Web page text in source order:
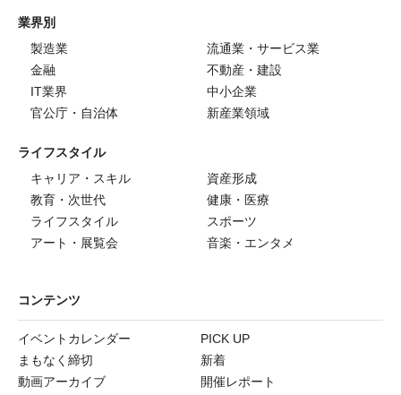
業界別
製造業
流通業・サービス業
金融
不動産・建設
IT業界
中小企業
官公庁・自治体
新産業領域
ライフスタイル
キャリア・スキル
資産形成
教育・次世代
健康・医療
ライフスタイル
スポーツ
アート・展覧会
音楽・エンタメ
コンテンツ
イベントカレンダー
PICK UP
まもなく締切
新着
動画アーカイブ
開催レポート